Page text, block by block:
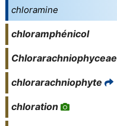
chloramine
chloramphénicol
Chlorarachniophyceae
chlorarachniophyte
chloration